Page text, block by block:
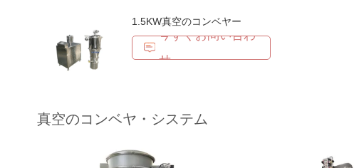
1.5KW真空のコンベヤー
今すぐお問い合わ
せ
真空のコンベヤ・システム